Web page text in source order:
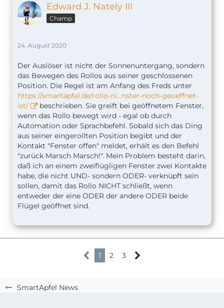
SmartApfel News
Edward J. Nately III
Champ
24. August 2020
Der Auslöser ist nicht der Sonnenuntergang, sondern
das Bewegen des Rollos aus seiner geschlossenen
Position. Die Regel ist am Anfang des Freds unter
https://smartapfel.de/rollo-ni…nster-noch-geoeffnet-
ist/
beschrieben. Sie greift bei geöffnetem Fenster,
wenn das Rollo bewegt wird - egal ob durch
Automation oder Sprachbefehl. Sobald sich das Ding
aus seiner eingerollten Position begibt und der
Kontakt "Fenster offen" meldet, erhält es den Befehl
"zurück Marsch Marsch!". Mein Problem besteht darin,
daß ich an einem zweiflügligen Fenster zwei Kontakte
habe, die nicht UND- sondern ODER- verknüpft sein
sollen, damit das Rollo NICHT schließt, wenn
entweder der eine ODER der andere ODER beide
Flügel geöffnet sind.
1 2 3